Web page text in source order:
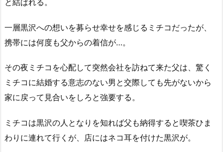
一層黒沢への想いを募らせ幸せを感じるミチコだったが、
携帯には何度も父からの着信が…。
その夜ミチコを心配して突然会社を訪ねて来た父は、驚く
ミチコに結婚する意志のない男と交際しても先がないから
家に戻って見合いをしろと強要する。
ミチコは黒沢の人となりを知れば父も納得すると喫茶ひま
わりに連れて行くが、店にはネコ耳を付けた黒沢が。